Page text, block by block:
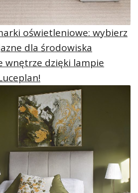
oświetleniowe: wybierz
dla środowiska
wnętrze dzięki lampie